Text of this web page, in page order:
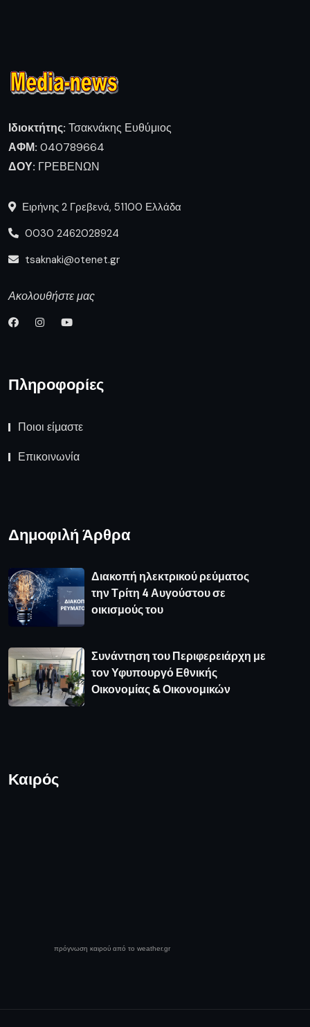
Ιδιοκτήτης: Τσακνάκης Ευθύμιος
ΑΦΜ: 040789664
ΔΟΥ: ΓΡΕΒΕΝΩΝ
Ειρήνης 2 Γρεβενά, 51100 Ελλάδα
0030 2462028924
tsaknaki@otenet.gr
Ακολουθήστε μας
Πληροφορίες
Ποιοι είμαστε
Επικοινωνία
Δημοφιλή Άρθρα
Διακοπή ηλεκτρικού ρεύματος
την Τρίτη 4 Αυγούστου σε
οικισμούς του
Συνάντηση του Περιφερειάρχη με
τον Υφυπουργό Εθνικής
Οικονομίας & Οικονομικών
Καιρός
πρόγνωση καιρού από το weather.gr